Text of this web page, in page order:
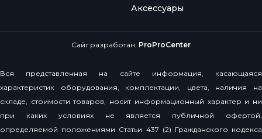
Аксессуары
Сайт разработан: ProProCenter
Вся представленная на сайте информация, касающаяся
характеристик оборудования, комплектации, цвета, наличия на
складе, стоимости товаров, носит информационный характер и ни
при каких условиях не является публичной офертой,
определяемой положениями Статьи 437 (2) Гражданского кодекса